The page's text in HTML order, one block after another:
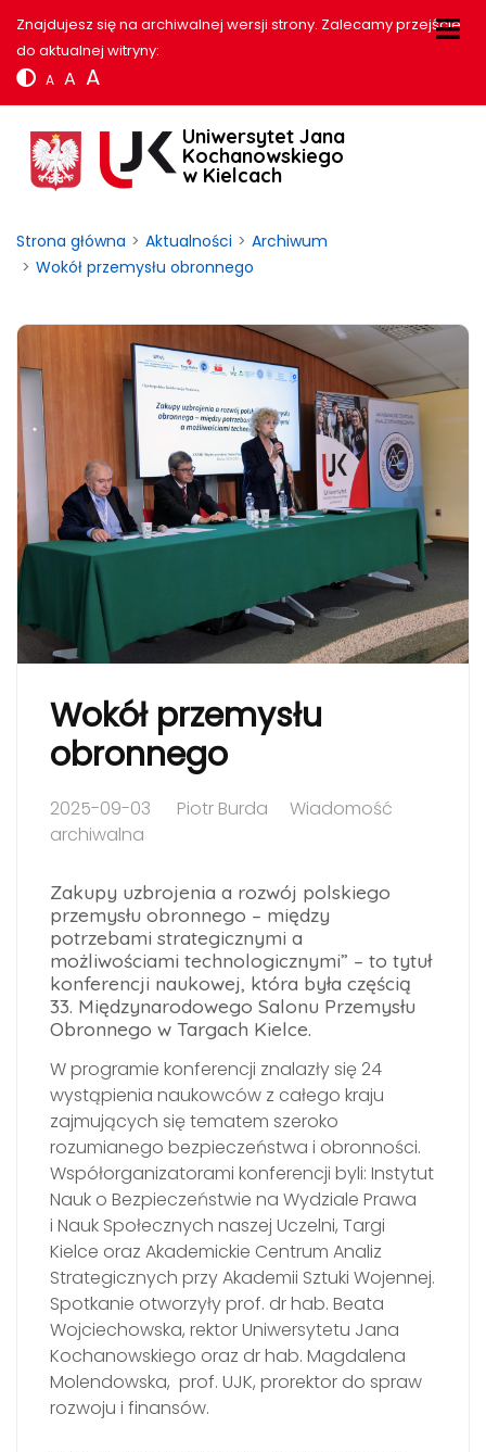
Znajdujesz się na archiwalnej wersji strony. Zalecamy przejście
do aktualnej witryny:
A A A
Uniwersytet Jana
Kochanowskiego
w Kielcach
Strona główna Aktualności
Archiwum
Wokół przemysłu obronnego
Wokół przemysłu
obronnego
2025-09-03 Piotr Burda
Wiadomość
archiwalna
Zakupy uzbrojenia a rozwój polskiego
przemysłu obronnego – między
potrzebami strategicznymi a
możliwościami technologicznymi” – to tytuł
konferencji naukowej, która była częścią
33. Międzynarodowego Salonu Przemysłu
Obronnego w Targach Kielce.
W programie konferencji znalazły się 24
wystąpienia naukowców z całego kraju
zajmujących się tematem szeroko
rozumianego bezpieczeństwa i obronności.
Współorganizatorami konferencji byli: Instytut
Nauk o Bezpieczeństwie na Wydziale Prawa
i Nauk Społecznych naszej Uczelni, Targi
Kielce oraz Akademickie Centrum Analiz
Strategicznych przy Akademii Sztuki Wojennej.
Spotkanie otworzyły prof. dr hab. Beata
Wojciechowska, rektor Uniwersytetu Jana
Kochanowskiego oraz dr hab. Magdalena
Molendowska, prof. UJK, prorektor do spraw
rozwoju i finansów.